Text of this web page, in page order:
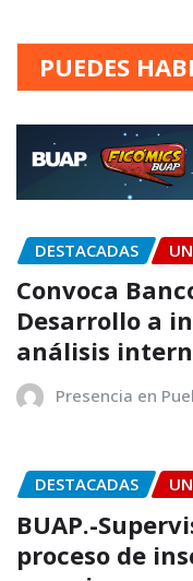
PUEDES
DESTACADAS
Convoca
Desarrollo a
análisis
Presencia en
DESTACADAS
BUAP.-
proceso de